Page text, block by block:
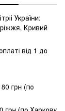
України:
Кривий
від 1 до
грн (по